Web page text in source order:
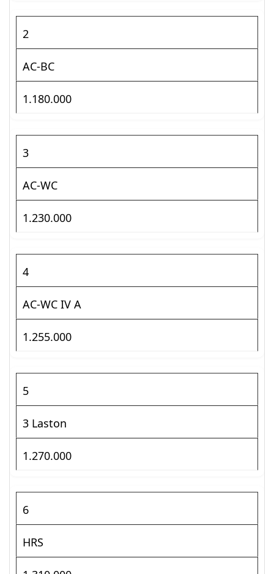
2
AC-BC
1.180.000
3
AC-WC
1.230.000
4
AC-WC IV A
1.255.000
5
3 Laston
1.270.000
6
HRS